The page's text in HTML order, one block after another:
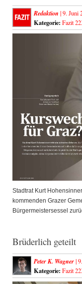
Redaktion | 9. Juni
Kategorie: Fazit
Stadtrat Kurt
kommenden Grazer
Bürgermeistersessel
Brüderlich geteilt
Peter K. Wagner|
Kategorie: Fazit